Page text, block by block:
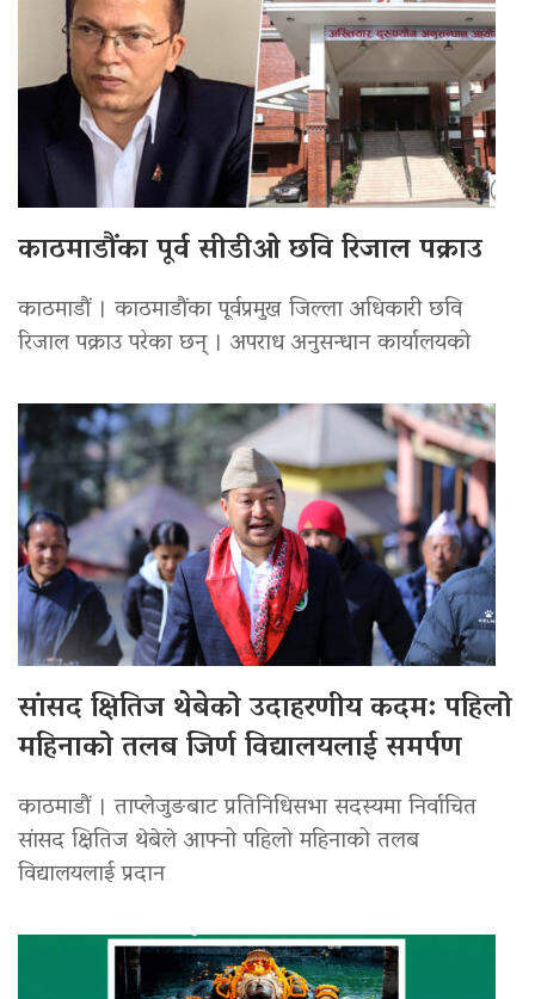
काठमाडौंका पूर्व सीडीओ छवि रिजाल पक्राउ
काठमाडौं । काठमाडौंका पूर्वप्रमुख जिल्ला अधिकारी छवि
रिजाल पक्राउ परेका छन् । अपराध अनुसन्धान कार्यालयको
सांसद क्षितिज थेबेको उदाहरणीय कदम: पहिलो
महिनाको तलब जिर्ण विद्यालयलाई समर्पण
काठमाडौं । ताप्लेजुङबाट प्रतिनिधिसभा सदस्यमा निर्वाचित
सांसद क्षितिज थेबेले आफ्नो पहिलो महिनाको तलब
विद्यालयलाई प्रदान